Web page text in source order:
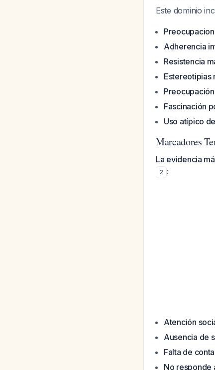
Este dominio
Adherencia
Resistencia
Estereotipias
Fascinación
Uso atípico
Marcadores
La evidencia
2 :
Atención
Ausencia de
Falta de
No responde